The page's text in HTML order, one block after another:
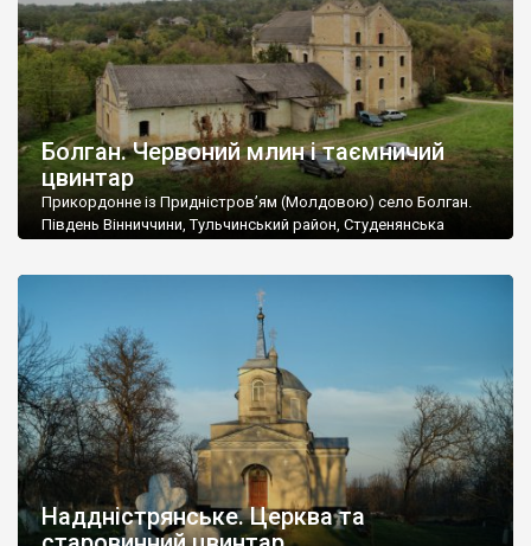
Болган. Червоний млин і таємничий
цвинтар
Прикордонне із Придністров’ям (Молдовою) село Болган.
Південь Вінниччини, Тульчинський район, Студенянська
старовинний цвинтар із кам’яними хрестами. Всі епітафії, які
збереглися, написані кирилицею, церковнослов’янською
мовою. За всіма традиційними ознаками – цвинтар
український. Хрести датуються 19 століттям. У 1924-1940
роках Болган […]
Наддністрянське. Церква та